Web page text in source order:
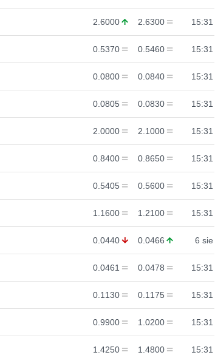
2.6000 2.6300 15:31
0.5370 0.5460 15:31
0.0800 0.0840 15:31
0.0805 0.0830 15:31
2.0000 2.1000 15:31
0.8400 0.8650 15:31
0.5405 0.5600 15:31
1.1600 1.2100 15:31
0.0440 0.0466 6 sie
0.0461 0.0478 15:31
0.1130 0.1175 15:31
0.9900 1.0200 15:31
1.4250 1.4800 15:31